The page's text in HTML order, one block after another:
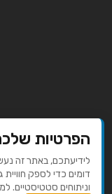
הפרטיות
דומים כדי לספק
וניתוחים סטטיסטיים.